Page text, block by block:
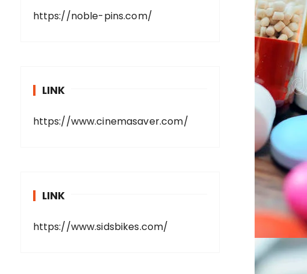
https://noble-pins.com/
LINK
https://www.cinemasaver.com/
LINK
https://www.sidsbikes.com/